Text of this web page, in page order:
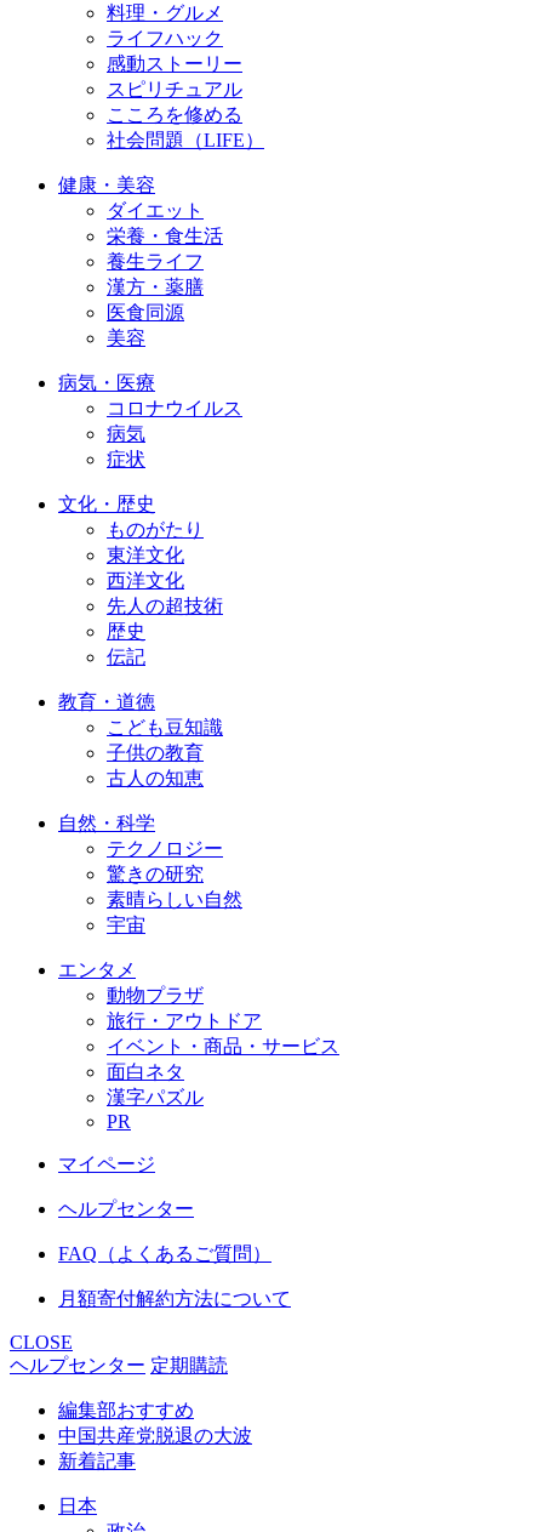
料理・グルメ
ライフハック
感動ストーリー
スピリチュアル
こころを修める
社会問題（LIFE）
健康・美容
ダイエット
栄養・食生活
養生ライフ
漢方・薬膳
医食同源
美容
病気・医療
コロナウイルス
病気
症状
文化・歴史
ものがたり
東洋文化
西洋文化
先人の超技術
歴史
伝記
教育・道徳
こども豆知識
子供の教育
古人の知恵
自然・科学
テクノロジー
驚きの研究
素晴らしい自然
宇宙
エンタメ
動物プラザ
旅行・アウトドア
イベント・商品・サービス
面白ネタ
漢字パズル
PR
マイページ
ヘルプセンター
FAQ（よくあるご質問）
月額寄付解約方法について
CLOSE
ヘルプセンター 定期購読
編集部おすすめ
中国共産党脱退の大波
新着記事
日本